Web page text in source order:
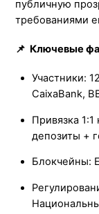
публичную
требованиями
📌 Ключевые
Участники:
CaixaBank,
Привязка
депозиты +
Блокчейны: